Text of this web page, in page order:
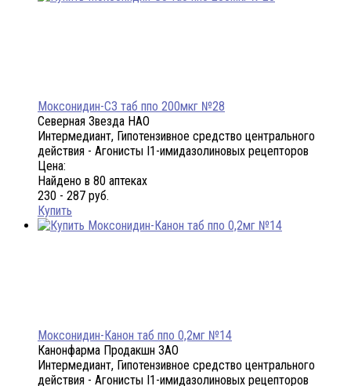
Моксонидин-СЗ таб ппо 200мкг №28
Северная Звезда НАО
Интермедиант, Гипотензивное средство центрального
действия - Агонисты I1-имидазолиновых рецепторов
Цена:
Найдено в 80 аптеках
230 - 287 руб.
Купить
Моксонидин-Канон таб ппо 0,2мг №14
Канонфарма Продакшн ЗАО
Интермедиант, Гипотензивное средство центрального
действия - Агонисты I1-имидазолиновых рецепторов